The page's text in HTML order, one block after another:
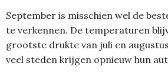
September is misschien wel de
te verkennen. De temperaturen
grootste drukte van juli en
veel steden krijgen opnieuw hun